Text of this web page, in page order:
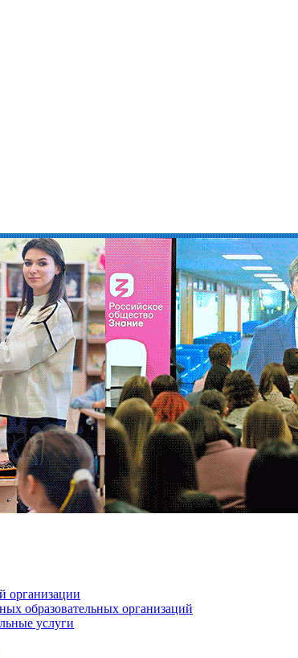
организации
образовательных организаций
услуги